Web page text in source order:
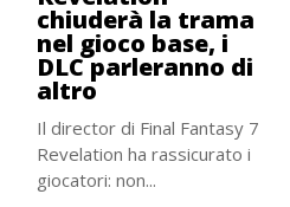
chiuderà la trama
nel gioco base, i
DLC parleranno di
altro
Il director di Final Fantasy 7
Revelation ha rassicurato i
giocatori: non...